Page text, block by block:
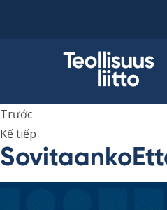
Trước
Kế tiếp